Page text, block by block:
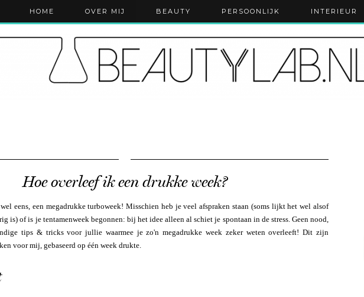
HOME OVER MIJ BEAUTY PERSOONLIJK INTERIEUR
Hoe overleef ik een drukke week?
eens, een megadrukke turboweek! Misschien heb je veel afspraken staan (soms lijkt het wel alsof
is) of is je tentamenweek begonnen: bij het idee alleen al schiet je spontaan in de stress. Geen nood,
tips & tricks voor jullie waarmee je zo'n megadrukke week zeker weten overleeft! Dit zijn
voor mij, gebaseerd op één week drukte.